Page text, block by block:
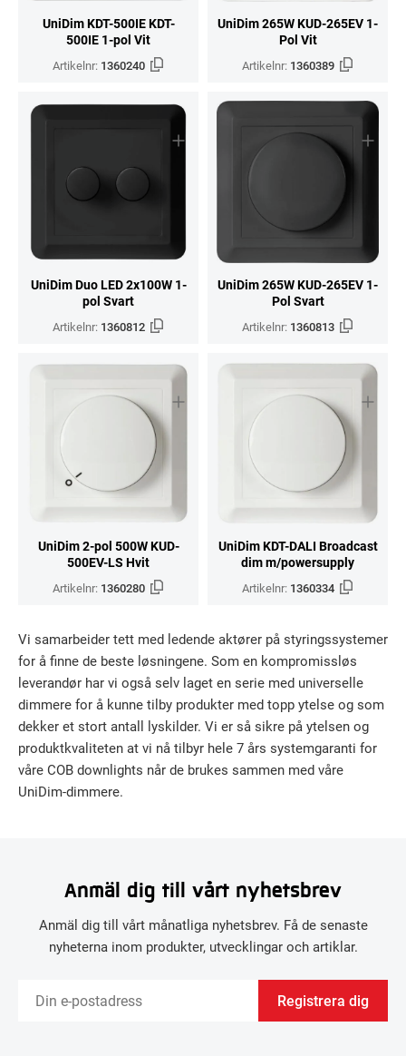
UniDim KDT-500IE KDT-
500IE 1-pol Vit
Artikelnr: 1360240
UniDim 265W KUD-265EV 1-
Pol Vit
Artikelnr: 1360389
UniDim Duo LED 2x100W 1-
pol Svart
Artikelnr: 1360812
UniDim 265W KUD-265EV 1-
Pol Svart
Artikelnr: 1360813
UniDim 2-pol 500W KUD-
500EV-LS Hvit
Artikelnr: 1360280
UniDim KDT-DALI Broadcast
dim m/powersupply
Artikelnr: 1360334
Vi samarbeider tett med ledende aktører på styringssystemer
for å finne de beste løsningene. Som en kompromissløs
leverandør har vi også selv laget en serie med universelle
dimmere for å kunne tilby produkter med topp ytelse og som
dekker et stort antall lyskilder. Vi er så sikre på ytelsen og
produktkvaliteten at vi nå tilbyr hele 7 års systemgaranti for
våre COB downlights når de brukes sammen med våre
UniDim-dimmere.
Anmäl dig till vårt nyhetsbrev
Anmäl dig till vårt månatliga nyhetsbrev. Få de senaste
nyheterna inom produkter, utvecklingar och artiklar.
Registrera dig